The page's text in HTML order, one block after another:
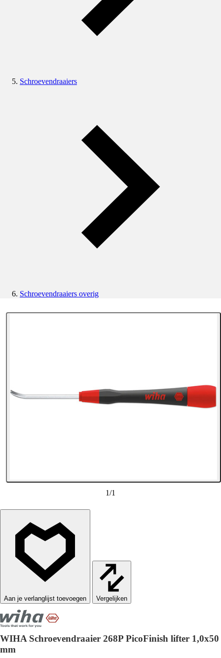
Schroevendraaiers
Schroevendraaiers overig
1/1
Vergelijken
WIHA Schroevendraaier 268P PicoFinish lifter 1,0x50
mm